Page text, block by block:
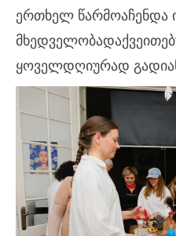
ერთხელ წარმოაჩენდა
ყოველდღიურად